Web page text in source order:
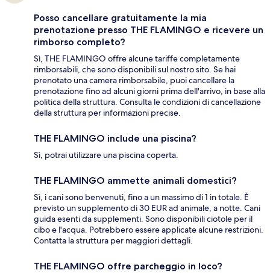
Posso cancellare gratuitamente la mia
prenotazione presso THE FLAMINGO e ricevere un
rimborso completo?
Sì, THE FLAMINGO offre alcune tariffe completamente
rimborsabili, che sono disponibili sul nostro sito. Se hai
prenotato una camera rimborsabile, puoi cancellare la
prenotazione fino ad alcuni giorni prima dell'arrivo, in base alla
politica della struttura. Consulta le condizioni di cancellazione
della struttura per informazioni precise.
THE FLAMINGO include una piscina?
Sì, potrai utilizzare una piscina coperta.
THE FLAMINGO ammette animali domestici?
Sì, i cani sono benvenuti, fino a un massimo di 1 in totale. È
previsto un supplemento di 30 EUR ad animale, a notte. Cani
guida esenti da supplementi. Sono disponibili ciotole per il
cibo e l'acqua. Potrebbero essere applicate alcune restrizioni.
Contatta la struttura per maggiori dettagli.
THE FLAMINGO offre parcheggio in loco?